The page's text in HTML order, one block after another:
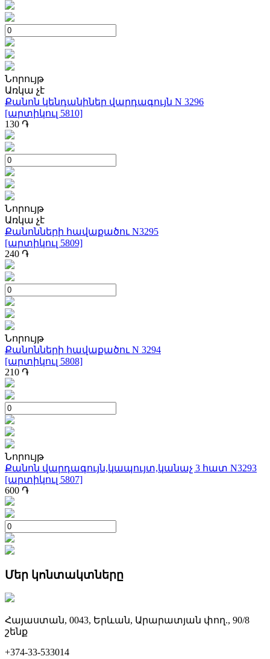
Նորույթ
Առկա չէ
Քանոն կենդանիներ վարդագույն N 3296
[արտիկուլ 5810]
130 ֏
Նորույթ
Առկա չէ
Քանոնների հավաքածու N3295
[արտիկուլ 5809]
240 ֏
Նորույթ
Քանոնների հավաքածու N 3294
[արտիկուլ 5808]
210 ֏
Նորույթ
Քանոն վարդագույն,կապույտ,կանաչ 3 հատ N3293
[արտիկուլ 5807]
600 ֏
Մեր կոնտակտները
Հայաստան, 0043, Երևան, Արարատյան փող., 90/8
շենք
+374-33-533014